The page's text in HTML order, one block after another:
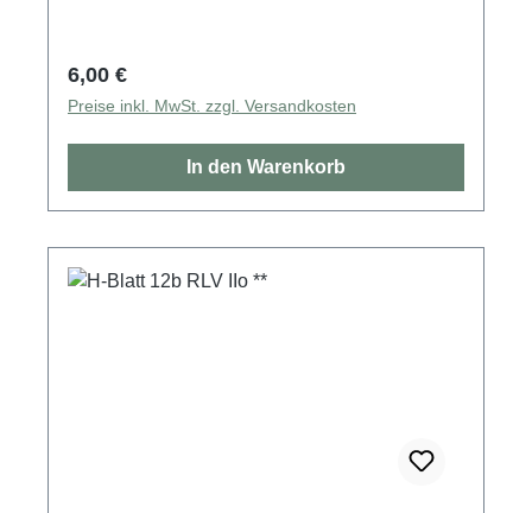
Regulärer Preis:
6,00 €
Preise inkl. MwSt. zzgl. Versandkosten
In den Warenkorb